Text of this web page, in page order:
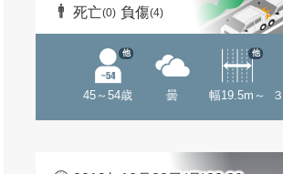
死亡(0) 負傷(4)
45～54歳
他
曇 幅19.5m～
他